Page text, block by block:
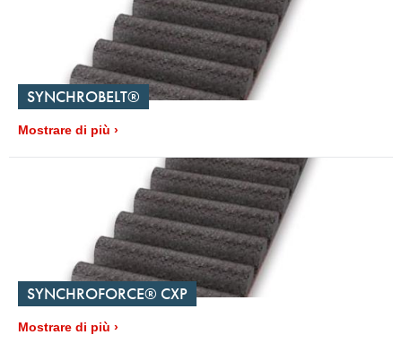
SYNCHROBELT®
Mostrare di più
SYNCHROFORCE® CXP
Mostrare di più